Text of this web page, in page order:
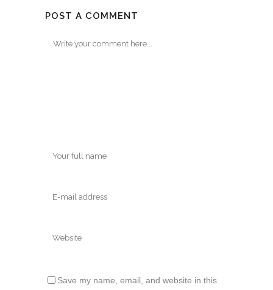
POST A COMMENT
Save my name, email, and website in this